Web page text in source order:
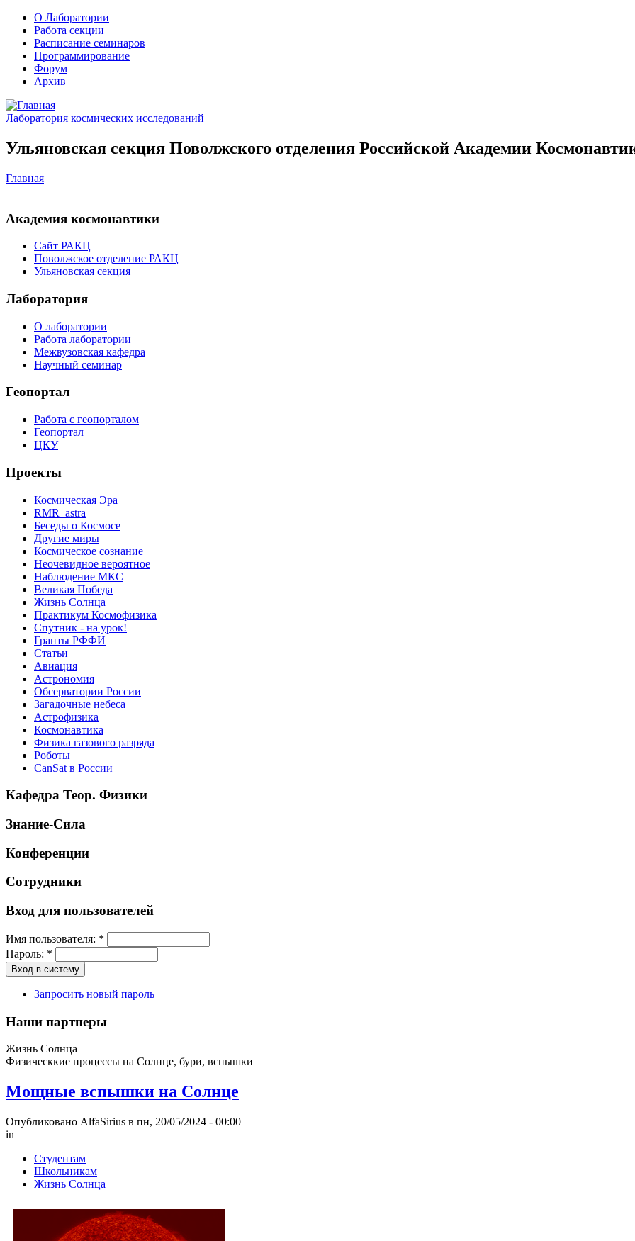
О Лаборатории
Работа секции
Расписание семинаров
Программирование
Форум
Архив
Лаборатория космических исследований
Ульяновская секция Поволжского отделения Российской Академии
Главная
Академия космонавтики
Сайт РАКЦ
Поволжское отделение РАКЦ
Ульяновская секция
Лаборатория
О лаборатории
Работа лаборатории
Межвузовская кафедра
Научный семинар
Геопортал
Работа с геопорталом
Геопортал
ЦКУ
Проекты
Космическая Эра
RMR_astra
Беседы о Космосе
Другие миры
Космическое сознание
Неочевидное вероятное
Наблюдение МКС
Великая Победа
Жизнь Солнца
Практикум Космофизика
Спутник - на урок!
Гранты РФФИ
Статьи
Авиация
Астрономия
Обсерватории России
Загадочные небеса
Астрофизика
Космонавтика
Физика газового разряда
Роботы
CanSat в России
Кафедра Теор. Физики
Знание-Сила
Конференции
Сотрудники
Вход для пользователей
Имя пользователя: *
Пароль: *
Запросить новый пароль
Наши партнеры
Жизнь Солнца
Физическкие процессы на Солнце, бури, вспышки
Мощные вспышки на Солнце
Опубликовано AlfaSirius в пн, 20/05/2024 - 00:00
in
Студентам
Школьникам
Жизнь Солнца